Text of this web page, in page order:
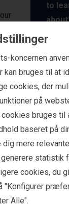
you are trying
investors in
be in the
the United
to the Denmark
us
you're
to
Equity
koncernen
kan bruges til at
cookies, der
på
bruges til
baseret på
mere
generere statistik
cookies, du
"Konfigurer
Alle".